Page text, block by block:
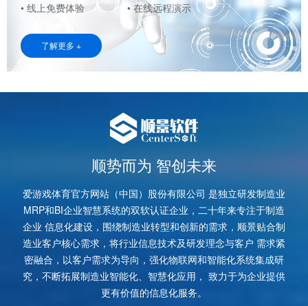
• 线上免费体验
• 在线远程演示
了解更多 +
顺势而为 智创未来
爱游戏体育官方网站（中国）股份有限公司 是独立研发制造业
MRP和BI企业智慧系统的双软认证企业，二十年来专注于制造
企业 信息化建设，围绕制造业转型和创新的需求，顺景贴合制
造业客户核心需求，将行业信息技术及研发理念与客户 需求紧
密融合，以客户需求为导向，强化物联网和智能化系统集成研
究，不断拓展制造业智能化、智慧化应用， 致力于为企业提供
更有价值的信息化服务。